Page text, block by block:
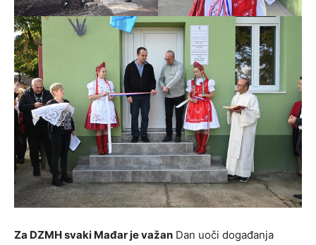
Za DZMH svaki Mađar je važan Dan uoči događanja